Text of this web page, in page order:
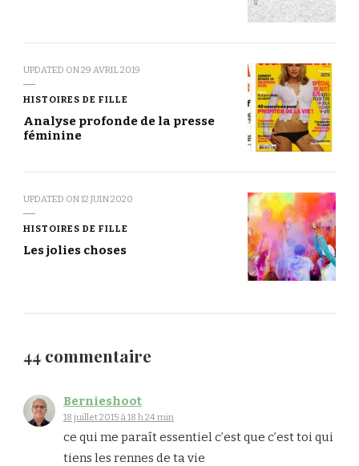
UPDATED ON29 AVRIL 2019
HISTOIRES DE FILLE
Analyse profonde de la presse
féminine
UPDATED ON12 JUIN 2020
HISTOIRES DE FILLE
Les jolies choses
44 commentaire
Bernieshoot
18 juillet 2015 à 18 h 24 min
ce qui me paraît essentiel c’est que c’est toi qui
tiens les rennes de ta vie